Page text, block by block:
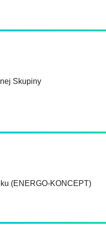
Skupiny
(ENERGO-KONCEPT)